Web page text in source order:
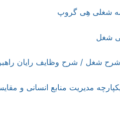
شغلی هِی گروپ
شغل
شرح شغل / شرح وظایف رایان
مدیریت منابع انسانی و